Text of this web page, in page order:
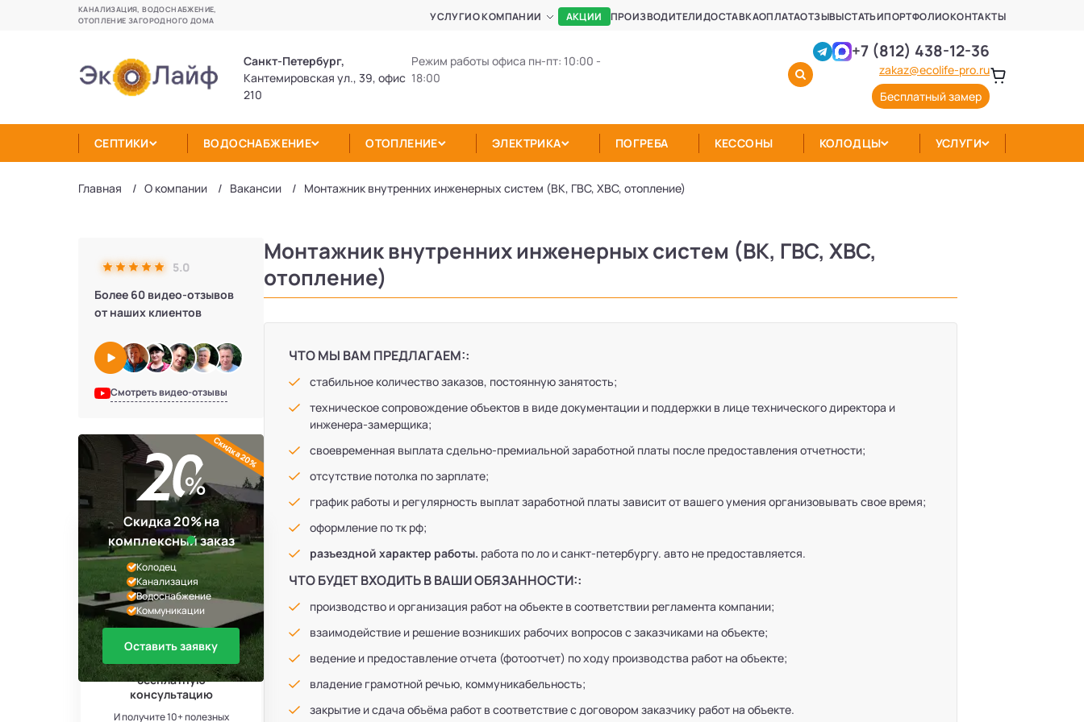
КАНАЛИЗАЦИЯ, ВОДОСНАБЖЕНИЕ,
ОТОПЛЕНИЕ ЗАГОРОДНОГО ДОМА
УСЛУГИО КОМПАНИИ АКЦИИ ПРОИЗВОДИТЕЛИДОСТАВКАОПЛАТАОТЗЫВЫСТАТЬИПОРТФОЛИОКОНТАКТЫ
Санкт-Петербург,
Кантемировская ул., 39, офис
210
Режим работы офиса пн-пт: 10:00 -
18:00
+7 (812) 438-12-36
zakaz@ecolife-pro.ru
Бесплатный замер
СЕПТИКИ ВОДОСНАБЖЕНИЕ ОТОПЛЕНИЕ ЭЛЕКТРИКА ПОГРЕБА КЕССОНЫ КОЛОДЦЫ УСЛУГИ
Главная О компании Вакансии Монтажник внутренних инженерных систем (ВК, ГВС, ХВС, отопление)
5.0
Более 60 видео-отзывов
от наших клиентов
Смотреть видео-отзывы
Андрей
Запишитесь на
бесплатную
консультацию
И получите 10+ полезных
Скидка 20% на
комплексный заказ
Колодец
Канализация
Водоснабжение
Коммуникации
Оставить заявку
Скидка 20%
Монтажник внутренних инженерных систем (ВК, ГВС, ХВС,
отопление)
ЧТО МЫ ВАМ ПРЕДЛАГАЕМ::
стабильное количество заказов, постоянную занятость;
техническое сопровождение объектов в виде документации и поддержки в лице технического директора и
инженера-замерщика;
своевременная выплата сдельно-премиальной заработной платы после предоставления отчетности;
отсутствие потолка по зарплате;
график работы и регулярность выплат заработной платы зависит от вашего умения организовывать свое время;
оформление по тк рф;
разъездной характер работы. работа по ло и санкт-петербургу. авто не предоставляется.
ЧТО БУДЕТ ВХОДИТЬ В ВАШИ ОБЯЗАННОСТИ::
производство и организация работ на объекте в соответствии регламента компании;
взаимодействие и решение возникших рабочих вопросов с заказчиками на объекте;
ведение и предоставление отчета (фотоотчет) по ходу производства работ на объекте;
владение грамотной речью, коммуникабельность;
закрытие и сдача объёма работ в соответствие с договором заказчику работ на объекте.